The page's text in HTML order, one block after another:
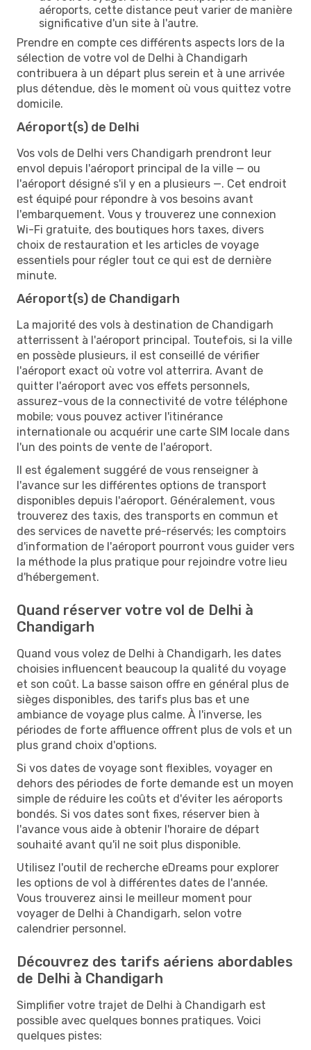
aéroports, cette distance peut varier de manière
significative d'un site à l'autre.
Prendre en compte ces différents aspects lors de la
sélection de votre vol de Delhi à Chandigarh
contribuera à un départ plus serein et à une arrivée
plus détendue, dès le moment où vous quittez votre
domicile.
Aéroport(s) de Delhi
Vos vols de Delhi vers Chandigarh prendront leur
envol depuis l'aéroport principal de la ville — ou
l'aéroport désigné s'il y en a plusieurs —. Cet endroit
est équipé pour répondre à vos besoins avant
l'embarquement. Vous y trouverez une connexion
Wi-Fi gratuite, des boutiques hors taxes, divers
choix de restauration et les articles de voyage
essentiels pour régler tout ce qui est de dernière
minute.
Aéroport(s) de Chandigarh
La majorité des vols à destination de Chandigarh
atterrissent à l'aéroport principal. Toutefois, si la ville
en possède plusieurs, il est conseillé de vérifier
l'aéroport exact où votre vol atterrira. Avant de
quitter l'aéroport avec vos effets personnels,
assurez-vous de la connectivité de votre téléphone
mobile; vous pouvez activer l'itinérance
internationale ou acquérir une carte SIM locale dans
l'un des points de vente de l'aéroport.
Il est également suggéré de vous renseigner à
l'avance sur les différentes options de transport
disponibles depuis l'aéroport. Généralement, vous
trouverez des taxis, des transports en commun et
des services de navette pré-réservés; les comptoirs
d'information de l'aéroport pourront vous guider vers
la méthode la plus pratique pour rejoindre votre lieu
d'hébergement.
Quand réserver votre vol de Delhi à
Chandigarh
Quand vous volez de Delhi à Chandigarh, les dates
choisies influencent beaucoup la qualité du voyage
et son coût. La basse saison offre en général plus de
sièges disponibles, des tarifs plus bas et une
ambiance de voyage plus calme. À l'inverse, les
périodes de forte affluence offrent plus de vols et un
plus grand choix d'options.
Si vos dates de voyage sont flexibles, voyager en
dehors des périodes de forte demande est un moyen
simple de réduire les coûts et d'éviter les aéroports
bondés. Si vos dates sont fixes, réserver bien à
l'avance vous aide à obtenir l'horaire de départ
souhaité avant qu'il ne soit plus disponible.
Utilisez l'outil de recherche eDreams pour explorer
les options de vol à différentes dates de l'année.
Vous trouverez ainsi le meilleur moment pour
voyager de Delhi à Chandigarh, selon votre
calendrier personnel.
Découvrez des tarifs aériens abordables
de Delhi à Chandigarh
Simplifier votre trajet de Delhi à Chandigarh est
possible avec quelques bonnes pratiques. Voici
quelques pistes: